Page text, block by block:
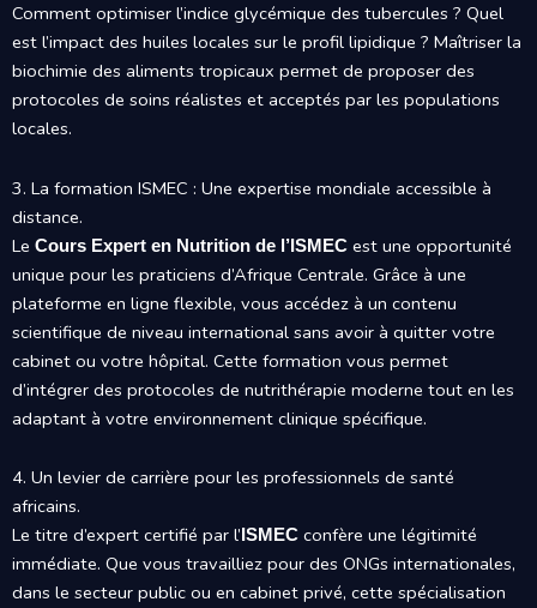
Comment optimiser l’indice glycémique des tubercules ? Quel
est l’impact des huiles locales sur le profil lipidique ? Maîtriser la
biochimie des aliments tropicaux permet de proposer des
protocoles de soins réalistes et acceptés par les populations
locales.
3. La formation ISMEC : Une expertise mondiale accessible à
distance.
Le Cours Expert en Nutrition de l’ISMEC est une opportunité
unique pour les praticiens d’Afrique Centrale. Grâce à une
plateforme en ligne flexible, vous accédez à un contenu
scientifique de niveau international sans avoir à quitter votre
cabinet ou votre hôpital. Cette formation vous permet
d’intégrer des protocoles de nutrithérapie moderne tout en les
adaptant à votre environnement clinique spécifique.
4. Un levier de carrière pour les professionnels de santé
africains.
Le titre d’expert certifié par l’ ISMEC confère une légitimité
immédiate. Que vous travailliez pour des ONGs internationales,
dans le secteur public ou en cabinet privé, cette spécialisation